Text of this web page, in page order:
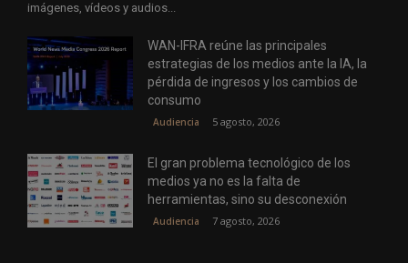
imágenes, vídeos y audios...
WAN-IFRA reúne las principales
estrategias de los medios ante la IA, la
pérdida de ingresos y los cambios de
consumo
Audiencia 5 agosto, 2026
El gran problema tecnológico de los
medios ya no es la falta de
herramientas, sino su desconexión
Audiencia 7 agosto, 2026